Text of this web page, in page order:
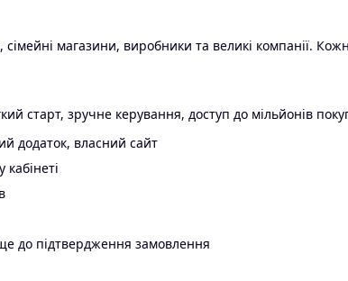
магазини, виробники та великі компанії.
старт, зручне керування, доступ до мільйонів
додаток, власний сайт
до підтвердження замовлення